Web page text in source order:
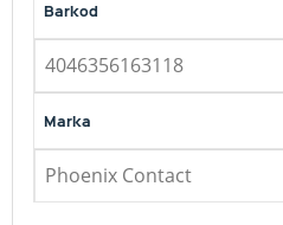
Barkod
4046356163118
Marka
Phoenix Contact